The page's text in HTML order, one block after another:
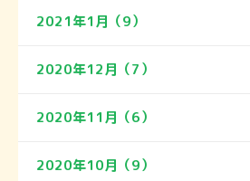
2021年1月（9）
2020年12月（7）
2020年11月（6）
2020年10月（9）